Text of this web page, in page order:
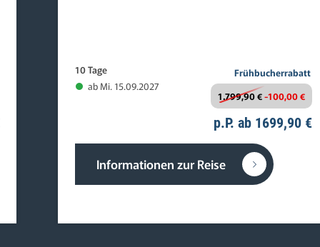
10 Tage
ab Mi. 15.09.2027
Frühbucherrabatt
1.799,90 €-100,00 €
p.P. ab 1699,90 €
Informationen zur Reise